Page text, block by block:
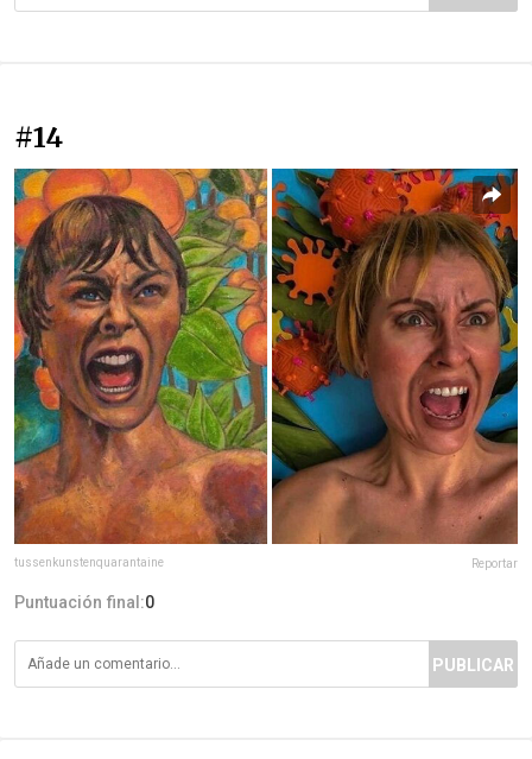
#14
tussenkunstenquarantaine Reportar
Puntuación final:0
PUBLICAR